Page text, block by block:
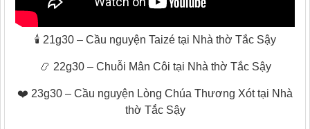
🕯️ 21g30 – Cầu nguyện Taizé tại Nhà thờ Tắc Sậy
📿 22g30 – Chuỗi Mân Côi tại Nhà thờ Tắc Sậy
❤️ 23g30 – Cầu nguyện Lòng Chúa Thương Xót tại Nhà
thờ Tắc Sậy